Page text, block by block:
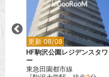
更新 08/08
HF駒沢公園レジデンスタワ
ー
東急田園都市線